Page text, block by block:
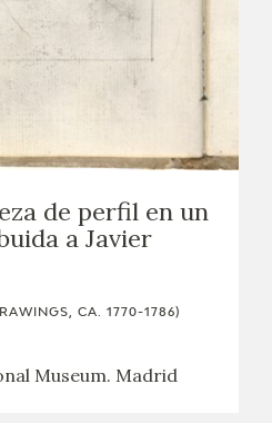
de perfil en un
a Javier
CA. 1770-1786)
Museum. Madrid